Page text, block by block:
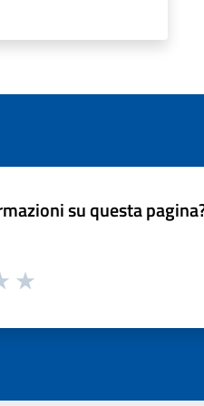
su questa